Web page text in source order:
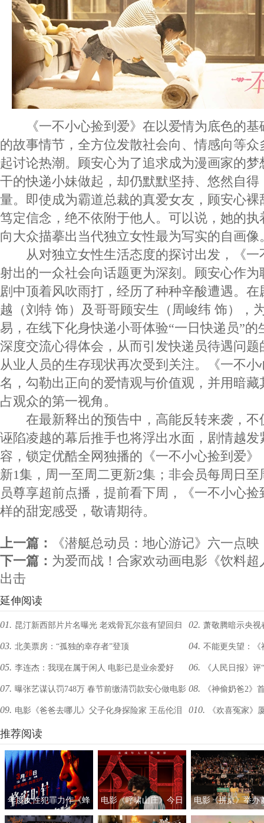
《一不小心捡到爱》在以爱情为底色的基
的故事情节，全方位发散社会向、情感向等
起讨论热潮。顾安心为了追求成为漫画家的
干的快递小妹做起，却仍默默坚持、悠然自
量。即使成为霸道总裁的真爱女友，顾安心
笃定信念，绝不依附于他人。可以说，她的
向大众描摹出当代独立女性最为写实的自画像
从对独立女性生活态度的探讨出发，《一
射出的一众社会向话题更为深刻。顾安心作
剧中顶着风吹雨打，经历了种种辛酸遭遇。
越（刘特 饰）及哥哥顾安生（周峻纬 饰），
易，在线下化身快递小哥体验“一日快递员”
深度交流心得体会，从而引发快递员待遇问
从业人员的生存现状再次受到关注。《一不
名，勾勒出正向的爱情观与价值观，并用暗
占观众的第一视角。
在最新释出的预告中，高能反转来袭，不
诬陷凌越的幕后推手也将浮出水面，剧情越
容，锁定优酷全网独播的《一不小心捡到爱
新1集，周一至周二更新2集；非会员每周日
员尊享超前点播，提前看下周，《一不小心
样的甜宠感受，敬请期待。
上一篇：
《潜艇总动员：地心游记》六一点
下一篇： 为爱而战！合家欢动画电影《饮料
出击
延伸阅读
01. 昆汀新西部片片名曝光 老戏骨瓦尔兹有望回归 02. 萧敬腾暗示央视
03. 北美票房：“孤独的幸存者”登顶 04. 不能更失望：《
05. 李连杰：我现在属于闲人 电影已是业余爱好 06. 《人民日报》
07. 曝张艺谋认罚748万 春节前缴清罚款安心做电影 08. 《神偷奶爸2》
学"
09. 电影《爸爸去哪儿》父子化身探险家 王岳伦泪
奔
010. 《欢喜冤家》
推荐阅读
年度女性犯罪力作《蜂
蜜的针》定档3月28日
电影《呼啸山庄》今日
上映
电影《拼桌》举办
礼及路演 白色情人